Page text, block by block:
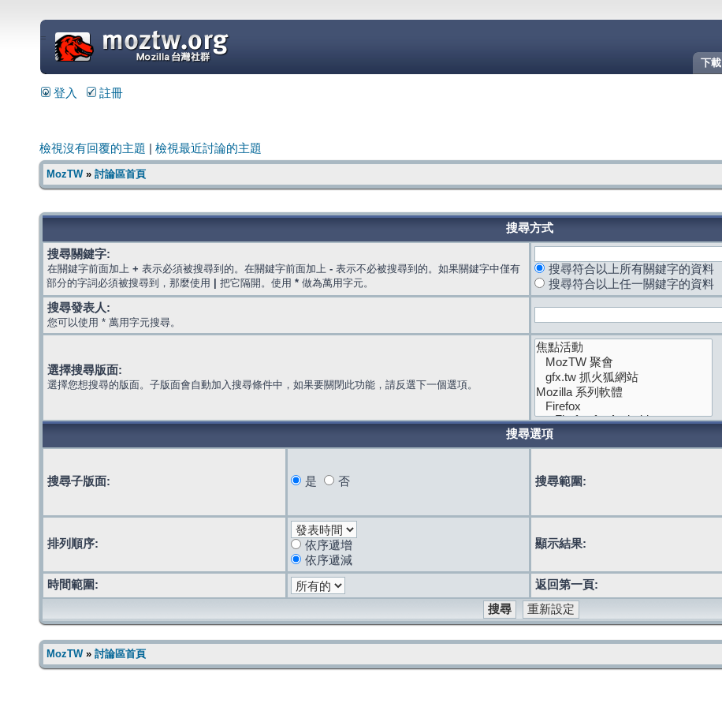
下載
=
登入 註冊
檢視沒有回覆的主題 檢視最近討論的主題
MozTW» 討論區首頁
搜尋方式
搜尋關鍵字:
在關鍵字前面加上 + 表示必須被搜尋到的。在關鍵字前面加上 - 表示不必被搜尋到的。如果關鍵字中僅有
部分的字詞必須被搜尋到，那麼使用
把它隔開。使用 * 做為萬用字元。
搜尋符合以上所有關鍵字的資料
搜尋符合以上任一關鍵字的資料
搜尋發表人:
您可以使用 * 萬用字元搜尋。
選擇搜尋版面:
選擇您想搜尋的版面。子版面會自動加入搜尋條件中，如果要關閉此功能，請反選下一個選項。
搜尋選項
搜尋子版面: 是 否 搜尋範圍:
排列順序:
依序遞增
依序遞減
顯示結果:
時間範圍: 返回第一頁:
MozTW» 討論區首頁